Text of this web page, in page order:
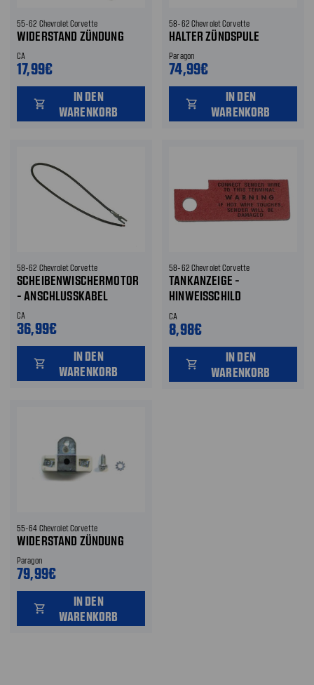
55-62 Chevrolet Corvette
WIDERSTAND ZÜNDUNG
CA
17,99€
shopping_cart
IN DEN
WARENKORB
58-62 Chevrolet Corvette
HALTER ZÜNDSPULE
Paragon
74,99€
shopping_cart
IN DEN
WARENKORB
58-62 Chevrolet Corvette
SCHEIBENWISCHERMOTOR
- ANSCHLUSSKABEL
CA
36,99€
shopping_cart
IN DEN
WARENKORB
58-62 Chevrolet Corvette
TANKANZEIGE -
HINWEISSCHILD
ANSCHLUSSKABEL
CA
8,98€
shopping_cart
IN DEN
WARENKORB
55-64 Chevrolet Corvette
WIDERSTAND ZÜNDUNG
Paragon
79,99€
shopping_cart
IN DEN
WARENKORB